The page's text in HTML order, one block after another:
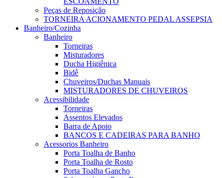
Peças de Reposição
TORNEIRA ACIONAMENTO PEDAL ASSEPSIA
Banheiro/Cozinha
Banheiro
Torneiras
Misturadores
Ducha Higiênica
Bidê
Chuveiros/Duchas Manuais
MISTURADORES DE CHUVEIROS
Acessibilidade
Torneiras
Assentos Elevados
Barra de Apoio
BANCOS E CADEIRAS PARA BANHO
Acessorios Banheiro
Porta Toalha de Banho
Porta Toalha de Rosto
Porta Toalha Gancho